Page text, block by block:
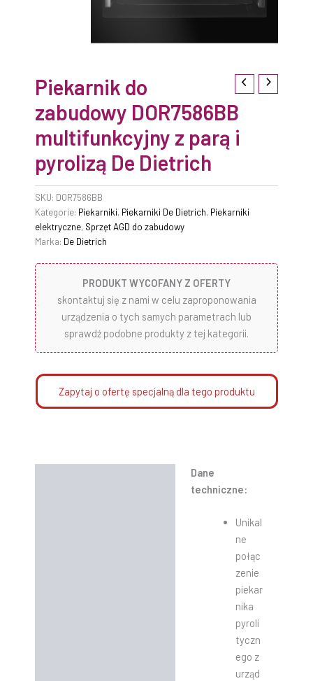
Piekarnik do
zabudowy DOR7586BB
multifunkcyjny z parą i
pyrolizą De Dietrich
SKU: DOR7586BB
Kategorie: Piekarniki, Piekarniki De Dietrich, Piekarniki
elektryczne, Sprzęt AGD do zabudowy
Marka: De Dietrich
PRODUKT WYCOFANY Z OFERTY
skontaktuj się z nami w celu zaproponowania
urządzenia o tych samych parametrach lub
sprawdź podobne produkty z tej kategorii.
Zapytaj o ofertę specjalną dla tego produktu
Dane
techniczne:
Unikal
ne
połąc
zenie
piekar
nika
pyroli
tyczn
ego z
urząd